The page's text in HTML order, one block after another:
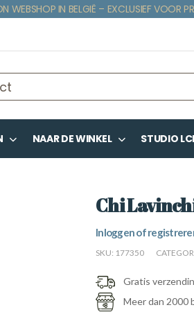
WEBSHOP IN BELGIË – EXCLUSIEF VOOR
NAAR DE WINKEL STUDIO
Chi
Inloggen of
SKU: 177350
Gratis
Meer dan 2000